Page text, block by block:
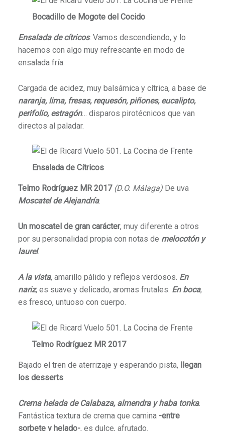
Bocadillo de Mogote del Cocido
Ensalada de cítricos. Vamos descendiendo, y lo
hacemos con algo muy refrescante en modo de
ensalada fría.
Cargada de acidez, muy balsámica y cítrica, a base de
naranja, lima, fresas, requesón, piñones, eucalipto,
perifolio, estragón… disparos pirotécnicos que van
directos al paladar.
Ensalada de Cítricos
Telmo Rodríguez MR 2017 (D.O. Málaga)De uva
Moscatel de Alejandría.
Un moscatel de gran carácter, muy diferente a otros
por su personalidad propia con notas de melocotón y
laurel.
A la vista, amarillo pálido y reflejos verdosos. En
nariz, es suave y delicado, aromas frutales. En boca,
es fresco, untuoso con cuerpo.
Telmo Rodríguez MR 2017
Bajado el tren de aterrizaje y esperando pista, llegan
los desserts.
Crema helada de Calabaza, almendra y haba tonka.
Fantástica textura de crema que camina -entre
sorbete y helado-, es dulce, afrutado.